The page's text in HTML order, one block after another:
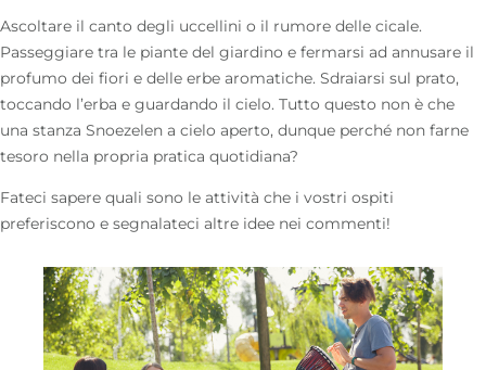
Ascoltare il canto degli uccellini o il rumore delle cicale.
Passeggiare tra le piante del giardino e fermarsi ad annusare il
profumo dei fiori e delle erbe aromatiche. Sdraiarsi sul prato,
toccando l’erba e guardando il cielo. Tutto questo non è che
una stanza Snoezelen a cielo aperto, dunque perché non farne
tesoro nella propria pratica quotidiana?
Fateci sapere quali sono le attività che i vostri ospiti
preferiscono e segnalateci altre idee nei commenti!